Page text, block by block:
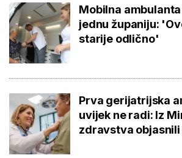
Mobilna
jednu županiju:
starije odlično'
Prva gerijatrijska
uvijek ne radi: Iz
zdravstva